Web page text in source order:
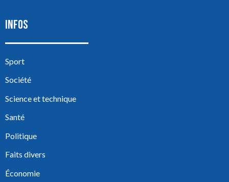
INFOS
Sport
Société
Science et technique
Santé
Politique
Faits divers
Économie